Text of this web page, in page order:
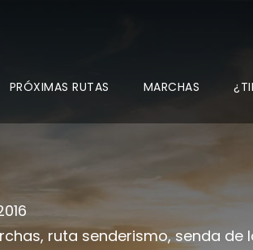
PRÓXIMAS RUTAS MARCHAS
, ruta senderismo, senda de